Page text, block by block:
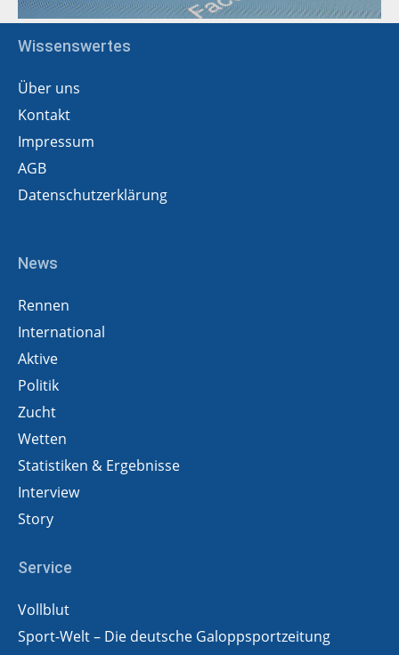
Wissenswertes
Über uns
Kontakt
Impressum
AGB
Datenschutzerklärung
News
Rennen
International
Aktive
Politik
Zucht
Wetten
Statistiken & Ergebnisse
Interview
Story
Service
Vollblut
Sport-Welt – Die deutsche Galoppsportzeitung